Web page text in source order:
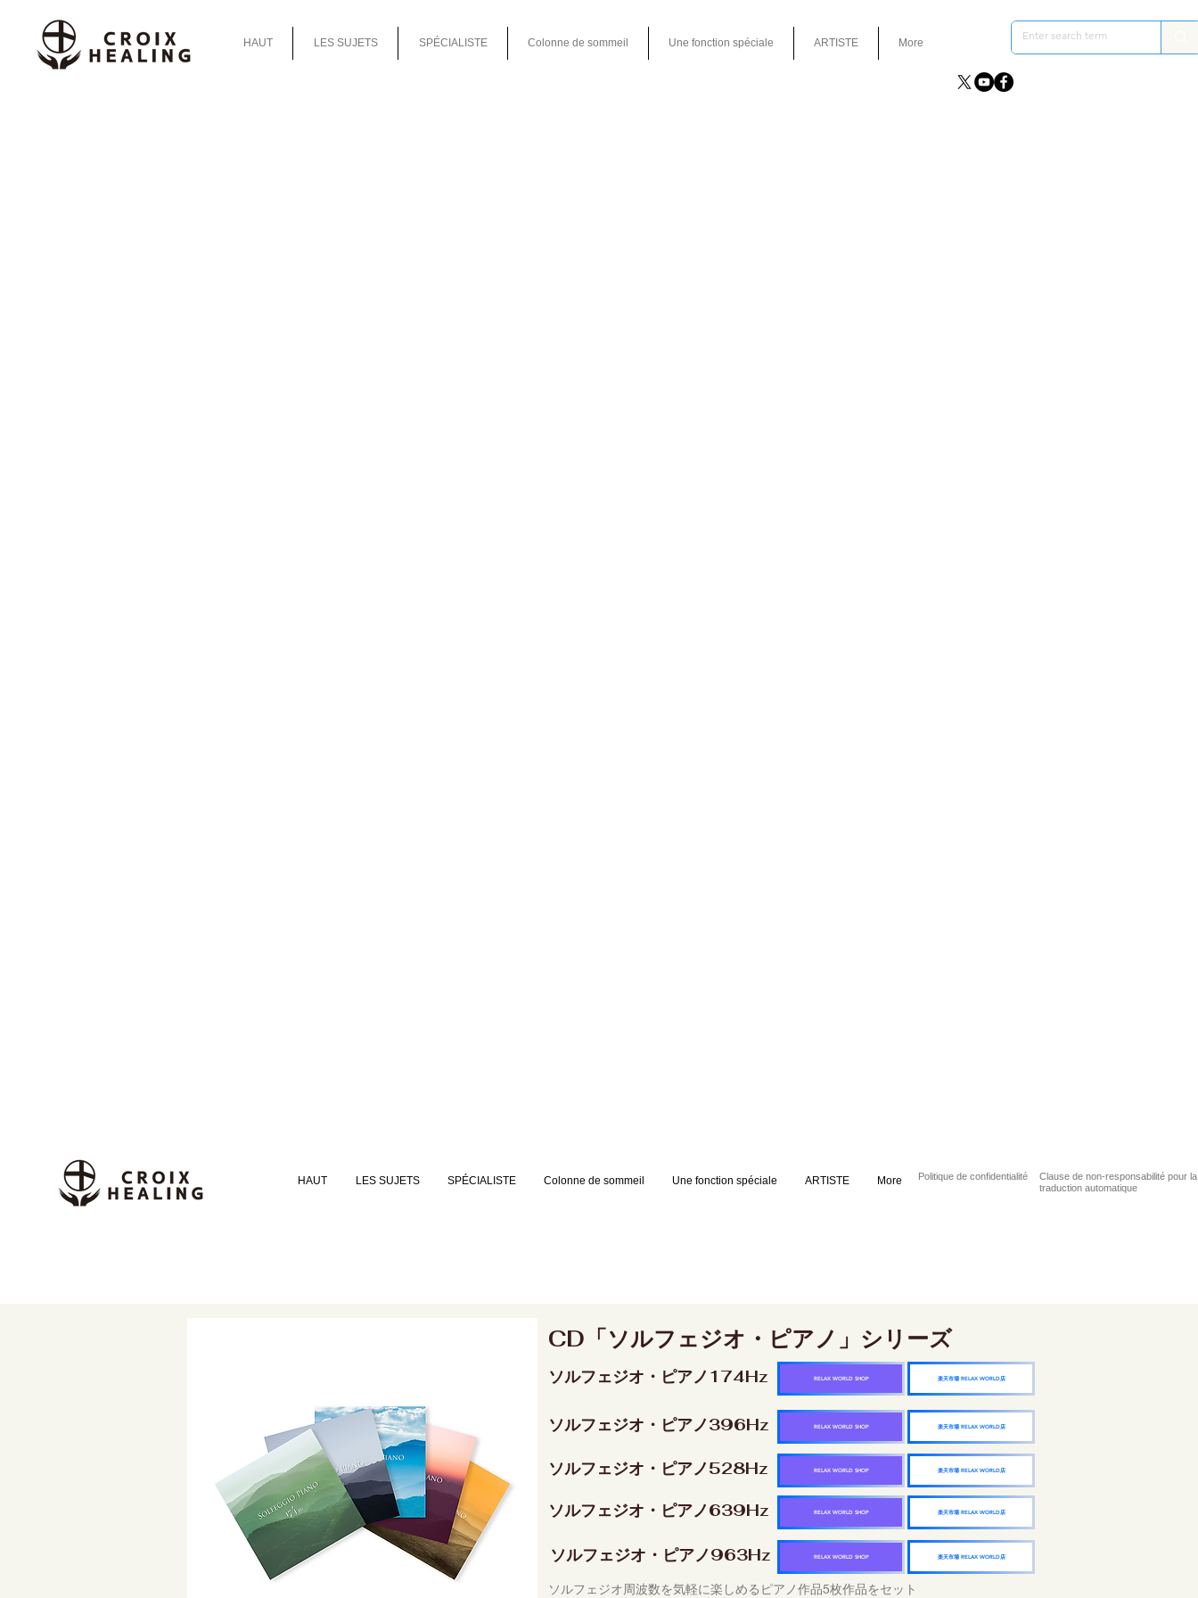
HAUT LES SUJETS SPÉCIALISTE Colonne de sommeil Une fonction spéciale ARTISTE More
HAUT LES SUJETS SPÉCIALISTE Colonne de sommeil Une fonction spéciale ARTISTE More Politique de confidentialité
Clause de non-responsabilité pour la
traduction automatique
CD「ソルフェジオ・ピアノ」シリーズ
ソルフェジオ・ピアノ174Hz 楽天市場 RELAX WORLD店
RELAX WORLD SHOP
ソルフェジオ・ピアノ396Hz 楽天市場 RELAX WORLD店
RELAX WORLD SHOP
ソルフェジオ・ピアノ528Hz 楽天市場 RELAX WORLD店
RELAX WORLD SHOP
ソルフェジオ・ピアノ639Hz 楽天市場 RELAX WORLD店
RELAX WORLD SHOP
ソルフェジオ・ピアノ963Hz 楽天市場 RELAX WORLD店
RELAX WORLD SHOP
ソルフェジオ周波数を気軽に楽しめるピアノ作品5枚作品をセット